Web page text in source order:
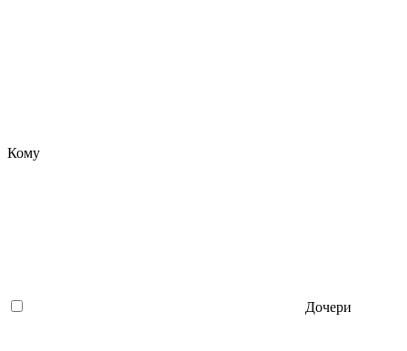
Кому
Дочери